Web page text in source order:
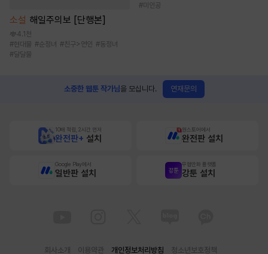
소설 해일주의보 [단행본]
4.1천
#현대물 #순정녀 #친구>연인 #동정녀
#달달물
#미인공
소중한 웹툰 작가님을 모십니다. 연재문의
10배 적립, 2시간 먼저
완전판+ 설치
원스토어에서
완전판 설치
Google Play에서
일반판 설치
무협만화 플랫폼
강툰 설치
회사소개 이용약관 개인정보처리방침 청소년보호정책